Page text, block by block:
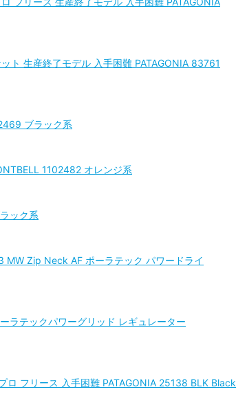
ト 生産終了モデル 入手困難 PATAGONIA 83761
ブラック系
1102482 オレンジ系
ック系
MW Zip Neck AF ポーラテック パワードライ
ラテックパワーグリッド レギュレーター
ロ フリース 入手困難 PATAGONIA 25138 BLK Black